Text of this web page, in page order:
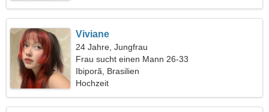
Viviane
24 Jahre, Jungfrau
Frau sucht einen Mann 26-33
Ibiporã, Brasilien
Hochzeit